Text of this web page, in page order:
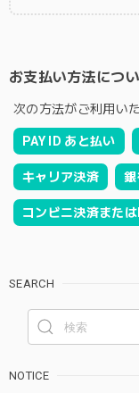
お支払い方法につ
次の方法がご利用い
PAY ID あと払い
キャリア決済 銀
コンビニ決済また
SEARCH
NOTICE